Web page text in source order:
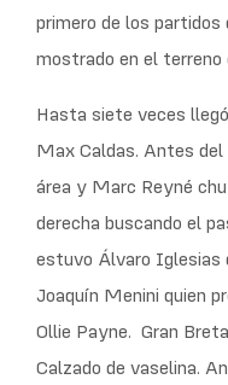
primero de los partidos
mostrado en el terreno
Hasta siete veces
Max Caldas. Antes
área y Marc Reyné
derecha buscando el
estuvo Álvaro Iglesias
Joaquín Menini quien
Ollie Payne. Gran
Calzado de vaselina.